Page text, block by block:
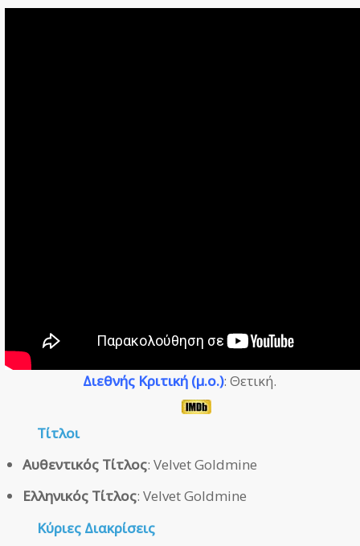
Διεθνής Κριτική (μ.ο.): Θετική.
Τίτλοι
Αυθεντικός Τίτλος: Velvet Goldmine
Ελληνικός Τίτλος: Velvet Goldmine
Κύριες Διακρίσεις